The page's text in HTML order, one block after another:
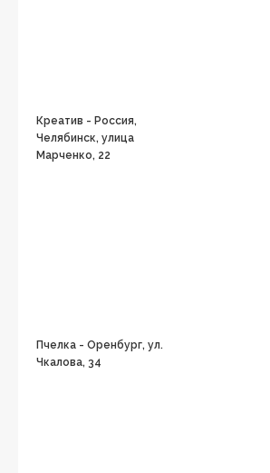
Креатив - Россия,
Челябинск, улица
Марченко, 22
Пчелка - Оренбург, ул.
Чкалова, 34